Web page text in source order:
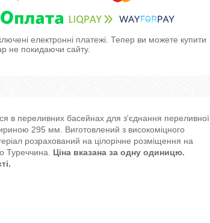
електронні платежі. Тепер ви можете купити
не покидаючи сайту.
в переливних басейнах для з'єднання переливної
295 мм. Виготовлений з високоміцного
розрахований на цілорічне розміщення на
Туреччина. Ціна вказана за одну одиницю.